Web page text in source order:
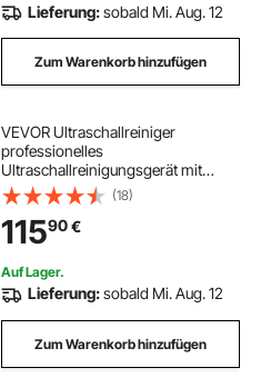
Lieferung:sobald Mi. Aug. 12
Zum Warenkorb hinzufügen
VEVOR Ultraschallreiniger
professionelles
Ultraschallreinigungsgerät mit
Drehknopfsteuerung 6 L,
Reinigungsgerät mit Korb &
Reinigungskugel, Ultraschallgerät
für Uhren Rasierer Schmuck
Münzen
(18)
11590€
Auf Lager.
Lieferung:sobald Mi. Aug. 12
Zum Warenkorb hinzufügen